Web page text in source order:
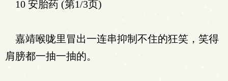
10 安胎药 (第1/3页)
嘉靖喉咙里冒出一连串抑制不住的狂笑，笑得
肩膀都一抽一抽的。